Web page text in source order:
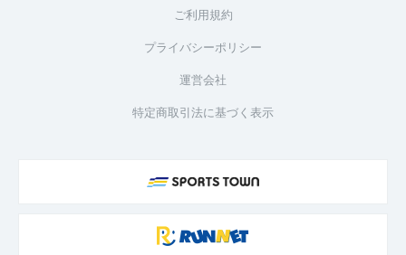
ご利用規約
プライバシーポリシー
運営会社
特定商取引法に基づく表示